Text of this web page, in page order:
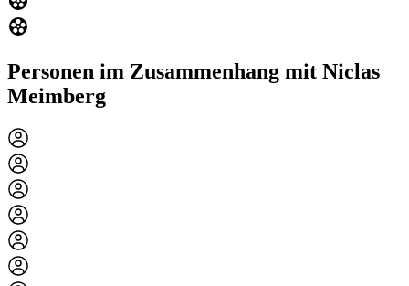
Personen im Zusammenhang mit Niclas
Meimberg